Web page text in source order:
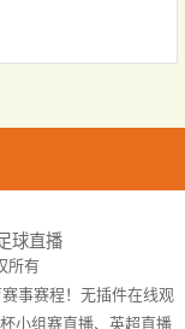
球直播
所有
事赛程！无插件在线观
小组赛直播、英超直播